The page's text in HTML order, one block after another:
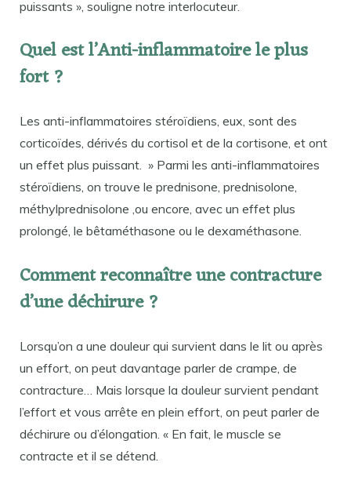
puissants », souligne notre interlocuteur.
Quel est l’Anti-inflammatoire le plus
fort ?
Les anti-inflammatoires stéroïdiens, eux, sont des
corticoïdes, dérivés du cortisol et de la cortisone, et ont
un effet plus puissant. » Parmi les anti-inflammatoires
stéroïdiens, on trouve le prednisone, prednisolone,
méthylprednisolone ,ou encore, avec un effet plus
prolongé, le bêtaméthasone ou le dexaméthasone.
Comment reconnaître une contracture
d’une déchirure ?
Lorsqu’on a une douleur qui survient dans le lit ou après
un effort, on peut davantage parler de crampe, de
contracture… Mais lorsque la douleur survient pendant
l’effort et vous arrête en plein effort, on peut parler de
déchirure ou d’élongation. « En fait, le muscle se
contracte et il se détend.